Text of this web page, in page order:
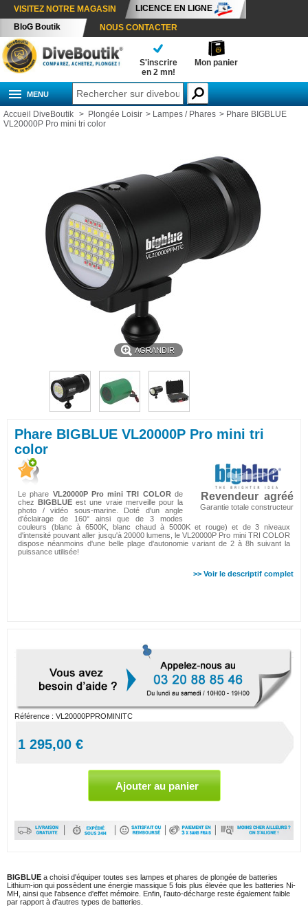
VISITEZ NOTRE MAGASIN
LICENCE EN LIGNE
BloG Boutik
NOUS CONTACTER
S'inscrire
en 2 mn!
Mon panier
MENU
Accueil DiveBoutik > Plongée Loisir > Lampes / Phares > Phare BIGBLUE
VL20000P Pro mini tri color
AGRANDIR
Phare BIGBLUE VL20000P Pro mini tri
color
Revendeur agréé
Garantie totale constructeur
Le phare VL20000P Pro mini TRI COLORde
chezBIGBLUE est une vraie merveille pour la
photo / vidéo sous-marine. Doté d'un angle
d'éclairage de 160° ainsi que de 3 modes
couleurs (blanc à 6500K, blanc chaud à 5000K et rouge) et de 3 niveaux
d'intensité pouvant aller jusqu'à 20000 lumens, le VL20000P Pro mini TRI COLOR
dispose néanmoins d'une belle plage d'autonomie variant de 2 à 8h suivant la
puissance utilisée!
>> Voir le descriptif complet
Référence : VL20000PPROMINITC
1 295,00 €
BIGBLUE a choisi d'équiper toutes ses lampes et phares de plongée de batteries
Lithium-ion qui possèdent une énergie massique 5 fois plus élevée que les batteries Ni-
MH, ainsi que l'absence d'effet mémoire. Enfin, l'auto-décharge reste également faible
par rapport à d'autres types de batteries.